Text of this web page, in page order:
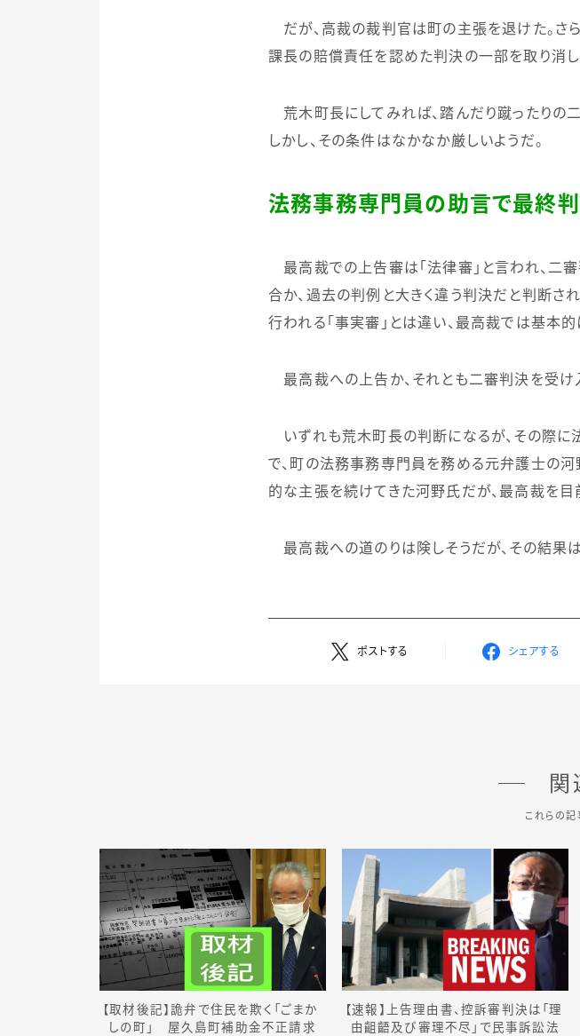
だが、高裁の裁判官は町の主張を退けた。さ
課長の賠償責任を認めた判決の一部を取り消
荒木町長にしてみれば、踏んだり蹴ったりの二
しかし、その条件はなかなか厳しいようだ。
法務事務専門員の助言で最終
最高裁での上告審は「法律審」と言われ、二
合か、過去の判例と大きく違う判決だと判断さ
行われる「事実審」とは違い、最高裁では基本
最高裁への上告か、それとも二審判決を受け
いずれも荒木町長の判断になるが、その際に
で、町の法務事務専門員を務める元弁護士の
的な主張を続けてきた河野氏だが、最高裁を目
最高裁への道のりは険しそうだが、その結果は
ポストする シェアする
関
これらの記
【取材後記】詭弁で住民を欺く「ごまか
しの町」 屋久島町補助金不正請求
【速報】上告理由書、控訴審判決は「理
由齟齬及び審理不尽」で民事訴訟法